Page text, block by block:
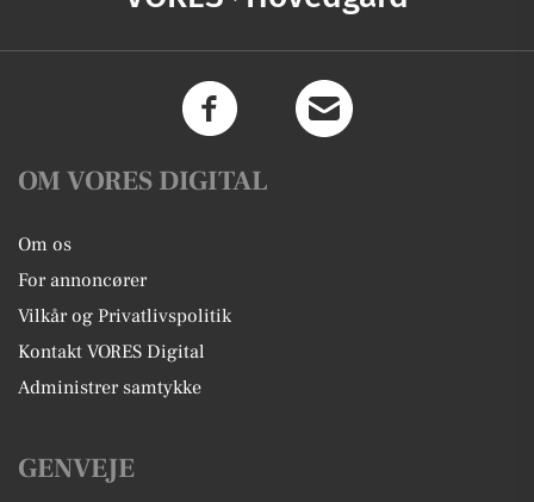
OM VORES DIGITAL
Om os
For annoncører
Vilkår og Privatlivspolitik
Kontakt VORES Digital
Administrer samtykke
GENVEJE